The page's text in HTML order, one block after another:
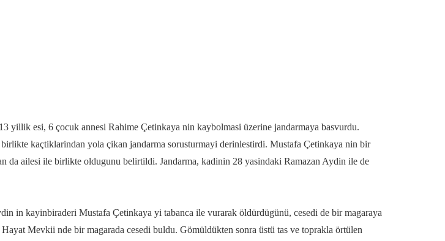
esi, 6 çocuk annesi Rahime Çetinkaya nin kaybolmasi üzerine jandarmaya basvurdu.
kaçtiklarindan yola çikan jandarma sorusturmayi derinlestirdi. Mustafa Çetinkaya nin bir
da ailesi ile birlikte oldugunu belirtildi. Jandarma, kadinin 28 yasindaki Ramazan Aydin ile de
in kayinbiraderi Mustafa Çetinkaya yi tabanca ile vurarak öldürdügünü, cesedi de bir magaraya
Mevkii nde bir magarada cesedi buldu. Gömüldükten sonra üstü tas ve toprakla örtülen